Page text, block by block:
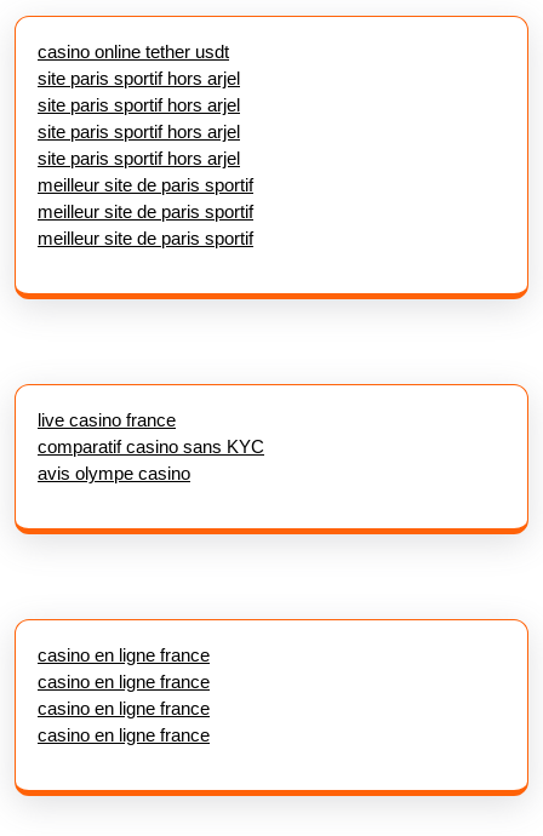
casino online tether usdt
site paris sportif hors arjel
site paris sportif hors arjel
site paris sportif hors arjel
site paris sportif hors arjel
meilleur site de paris sportif
meilleur site de paris sportif
meilleur site de paris sportif
live casino france
comparatif casino sans KYC
avis olympe casino
casino en ligne france
casino en ligne france
casino en ligne france
casino en ligne france